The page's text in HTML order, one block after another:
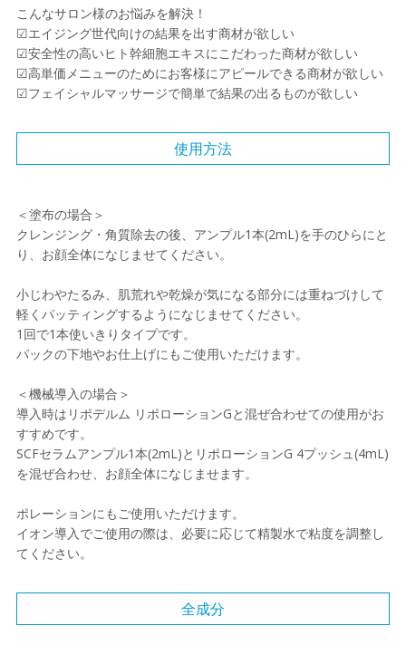
こんなサロン様のお悩みを解決！
☑エイジング世代向けの結果を出す商材が欲しい
☑安全性の高いヒト幹細胞エキスにこだわった商材が欲しい
☑高単価メニューのためにお客様にアピールできる商材が欲しい
☑フェイシャルマッサージで簡単で結果の出るものが欲しい
使用方法
＜塗布の場合＞
クレンジング・角質除去の後、アンプル1本(2mL)を手のひらにと
り、お顔全体になじませてください。
小じわやたるみ、肌荒れや乾燥が気になる部分には重ねづけして
軽くパッティングするようになじませてください。
1回で1本使いきりタイプです。
パックの下地やお仕上げにもご使用いただけます。
＜機械導入の場合＞
導入時はリポデルム リポローションGと混ぜ合わせての使用がお
すすめです。
SCFセラムアンプル1本(2mL)とリポローションG 4プッシュ(4mL)
を混ぜ合わせ、お顔全体になじませます。
ポレーションにもご使用いただけます。
イオン導入でご使用の際は、必要に応じて精製水で粘度を調整し
てください。
全成分